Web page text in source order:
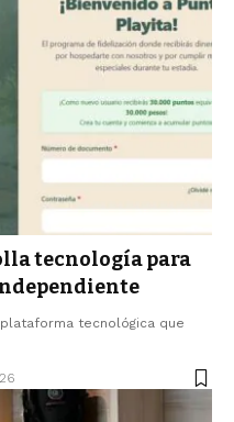
tecnología para
tecnológica que